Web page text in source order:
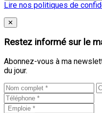
Lire nos politiques de
Close
✕
Restez informé sur le
Abonnez-vous à ma
du jour.